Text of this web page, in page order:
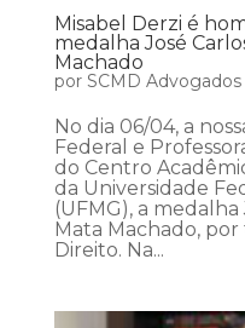
Misabel Derzi é
medalha José
Machado
por SCMD Advogados
No dia 06/04, a
Federal e
do Centro
da Universidade
(UFMG), a medalha
Mata Machado,
Direito. Na...